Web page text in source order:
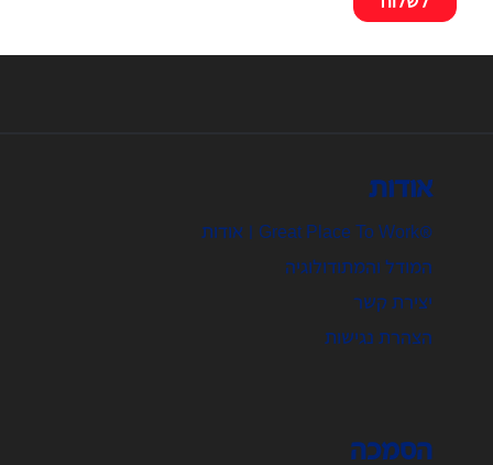
אודות
®Great Place To Work | אודות
המודל והמתודולוגיה
יצירת קשר
הצהרת נגישות
הסמכה